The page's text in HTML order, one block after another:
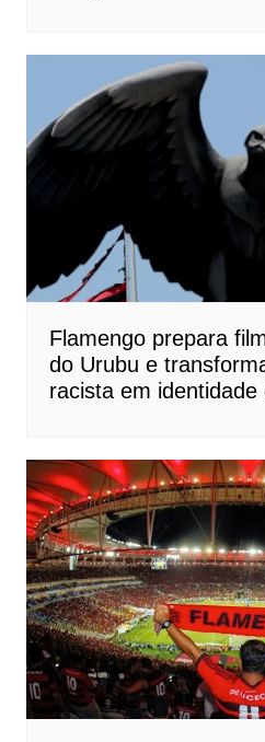
Flamengo prepara
do Urubu e
racista em identidade